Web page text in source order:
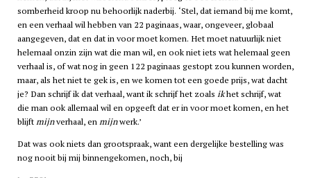
somberheid kroop nu behoorlijk naderbij. ‘Stel, dat iemand bij me komt,
en een verhaal wil hebben van 22 paginaas, waar, ongeveer, globaal
aangegeven, dat en dat in voor moet komen. Het moet natuurlijk niet
helemaal onzin zijn wat die man wil, en ook niet iets wat helemaal geen
verhaal is, of wat nog in geen 122 paginaas gestopt zou kunnen worden,
maar, als het niet te gek is, en we komen tot een goede prijs, wat dacht
je? Dan schrijf ik dat verhaal, want ik schrijf het zoals ikhet schrijf, wat
die man ook allemaal wil en opgeeft dat er in voor moet komen, en het
blijftmijnverhaal, enmijnwerk.’
Dat was ook niets dan grootspraak, want een dergelijke bestelling was
nog nooit bij mij binnengekomen, noch, bij